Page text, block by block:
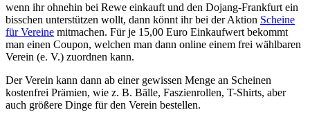
wenn ihr ohnehin bei Rewe einkauft und den Dojang-Frankfurt ein
bisschen unterstützen wollt, dann könnt ihr bei der Aktion Scheine
für Vereine mitmachen. Für je 15,00 Euro Einkaufwert bekommt
man einen Coupon, welchen man dann online einem frei wählbaren
Verein (e. V.) zuordnen kann.
Der Verein kann dann ab einer gewissen Menge an Scheinen
kostenfrei Prämien, wie z. B. Bälle, Faszienrollen, T-Shirts, aber
auch größere Dinge für den Verein bestellen.